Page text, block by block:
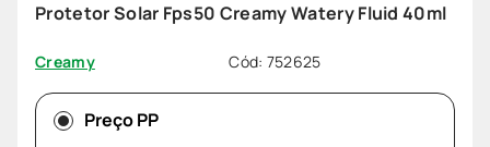
Protetor Solar Fps50 Creamy Watery Fluid 40ml
Creamy Cód: 752625
Preço PP